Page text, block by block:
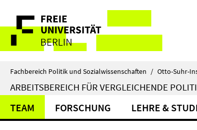
direkt
Inhalt
Service-
Navigation
Fachbereich Politik und Sozialwissenschaften / Otto-Suhr-
ARBEITSBEREICH FÜR VERGLEICHENDE
TEAM FORSCHUNG LEHRE &